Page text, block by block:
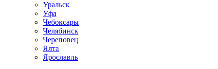
Уральск
Уфа
Чебоксары
Челябинск
Череповец
Ялта
Ярославль